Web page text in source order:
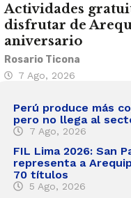
Actividades
disfrutar de
aniversario
Rosario Ticona
7 Ago, 2026
Perú produce más
pero no llega al
7 Ago, 2026
FIL Lima 2026: San
representa a
70 títulos
5 Ago, 2026